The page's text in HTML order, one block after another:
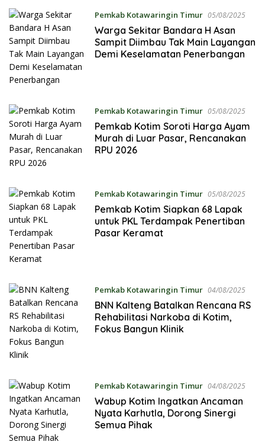
Pemkab Kotawaringin Timur 05/08/2025
Warga Sekitar Bandara H Asan
Sampit Diimbau Tak Main Layangan
Demi Keselamatan Penerbangan
Pemkab Kotawaringin Timur 05/08/2025
Pemkab Kotim Soroti Harga Ayam
Murah di Luar Pasar, Rencanakan
RPU 2026
Pemkab Kotawaringin Timur 05/08/2025
Pemkab Kotim Siapkan 68 Lapak
untuk PKL Terdampak Penertiban
Pasar Keramat
Pemkab Kotawaringin Timur 04/08/2025
BNN Kalteng Batalkan Rencana RS
Rehabilitasi Narkoba di Kotim,
Fokus Bangun Klinik
Pemkab Kotawaringin Timur 04/08/2025
Wabup Kotim Ingatkan Ancaman
Nyata Karhutla, Dorong Sinergi
Semua Pihak